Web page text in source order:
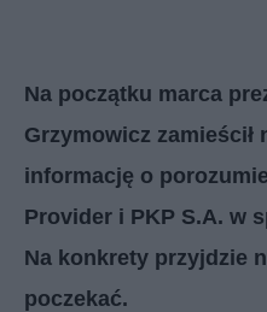
Na początku marca
Grzymowicz zamieścił
informację o
Provider i PKP S.A. w
Na konkrety przyjdzie
poczekać.